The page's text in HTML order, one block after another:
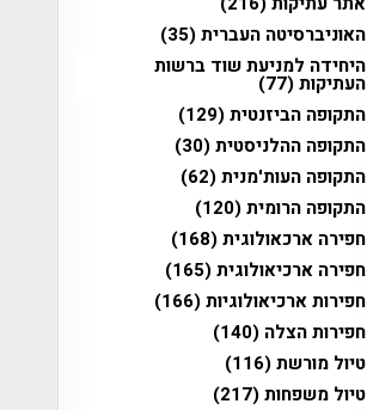
האוניברסיטה העברית(35)
היחידה למניעת שוד ברשות
העתיקות(77)
התקופה הביזנטית(129)
התקופה ההלניסטית(30)
התקופה העות'מנית(62)
התקופה הרומית(120)
חפירה ארכאולוגית(168)
חפירה ארכיאולוגית(165)
חפירות ארכיאולוגיות(166)
חפירות הצלה (140)
טיול מורשת(116)
טיול משפחות(217)